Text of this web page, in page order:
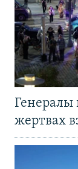
Генералы
жертвах